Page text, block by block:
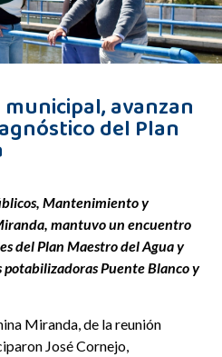
avanzan
del Plan
Mantenimiento y
mantuvo un encuentro
del Plan Maestro del Agua y
Puente Blanco y
Miranda, de la reunión
José Cornejo,